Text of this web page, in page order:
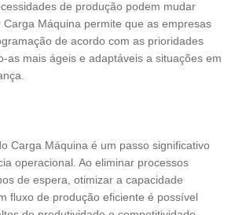
de produção podem mudar
Carga Máquina permite que as empresas
de acordo com as prioridades
as mais ágeis e adaptáveis a situações em
Carga Máquina é um passo significativo
operacional. Ao eliminar processos
de espera, otimizar a capacidade
fluxo de produção eficiente é possível